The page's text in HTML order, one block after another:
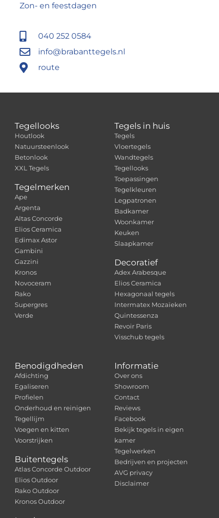
Zon- en feestdagen
040 252 0584
info@brabanttegels.nl
route
Tegellooks
Houtlook
Natuursteenlook
Betonlook
XXL Tegels
Tegelmerken
Ape
Argenta
Altas Concorde
Elios Ceramica
Edimax Astor
Gambini
Gazzini
Kronos
Novoceram
Rako
Supergres
Verde
Tegels in huis
Tegels
Vloertegels
Wandtegels
Tegellooks
Toepassingen
Tegelkleuren
Legpatronen
Badkamer
Woonkamer
Keuken
Slaapkamer
Decoratief
Adex Arabesque
Elios Ceramica
Hexagonaal tegels
Intermatex Mozaïeken
Quintessenza
Revoir Paris
Visschub tegels
Benodigdheden
Afdichting
Egaliseren
Profielen
Onderhoud en reinigen
Tegellijm
Voegen en kitten
Voorstrijken
Buitentegels
Atlas Concorde Outdoor
Elios Outdoor
Rako Outdoor
Kronos Outdoor
Informatie
Over ons
Showroom
Contact
Reviews
Facebook
Bekijk tegels in eigen
kamer
Tegelwerken
Bedrijven en projecten
AVG privacy
Disclaimer